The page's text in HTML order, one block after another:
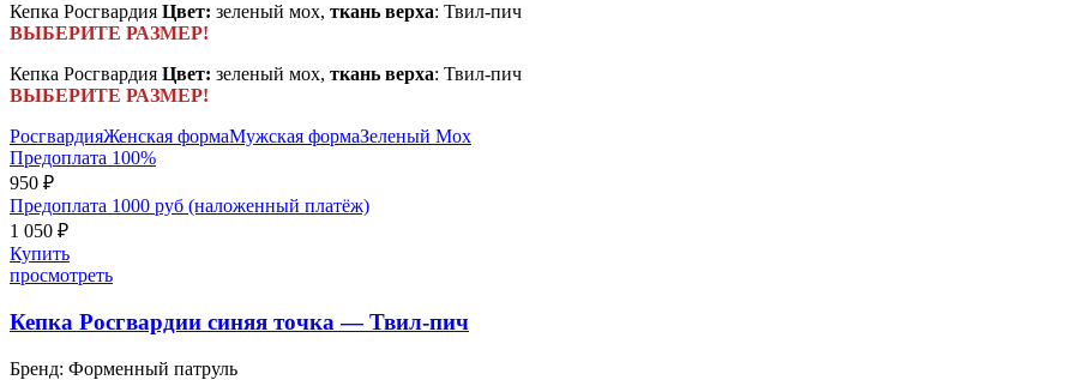
Кепка Росгвардия Цвет: зеленый мох, ткань верха: Твил-пич
ВЫБЕРИТЕ РАЗМЕР!
Кепка Росгвардия Цвет: зеленый мох, ткань верха: Твил-пич
ВЫБЕРИТЕ РАЗМЕР!
РосгвардияЖенская формаМужская формаЗеленый Мох
Предоплата 100%
950 ₽
Предоплата 1000 руб (наложенный платёж)
1 050 ₽
Купить
просмотреть
Кепка Росгвардии синяя точка — Твил-пич
Бренд: Форменный патруль